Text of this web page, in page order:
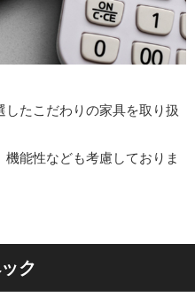
たこだわりの家具を取り扱
能性なども考慮しておりま
ク